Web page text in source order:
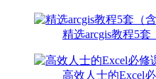
精选arcgis教程5套
高效人士的Excel